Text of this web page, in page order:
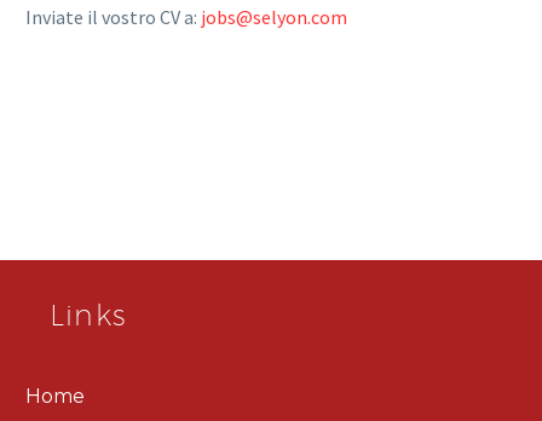
Inviate il vostro CV a: jobs@selyon.com
Links
Home